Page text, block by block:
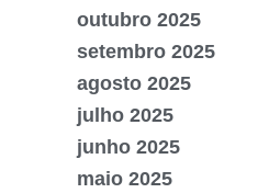
outubro 2025
setembro 2025
agosto 2025
julho 2025
junho 2025
maio 2025